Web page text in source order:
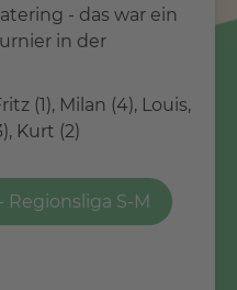
- das war ein
in der
(1), Milan (4), Louis,
Kurt (2)
Regionsliga S-M